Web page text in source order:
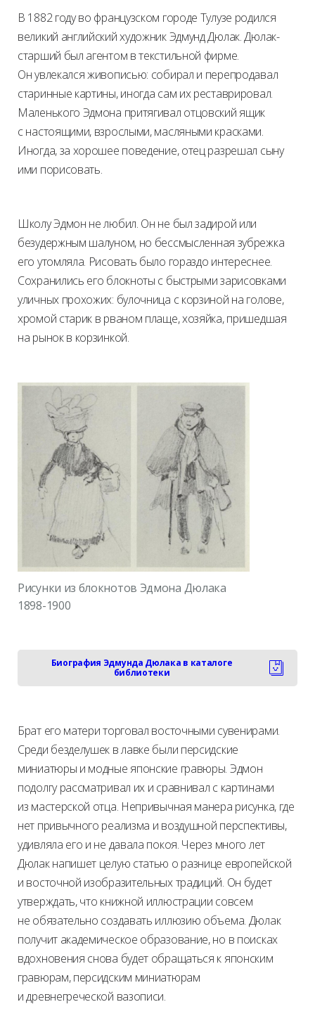
В 1882 году во французском городе Тулузе родился
великий английский художник Эдмунд Дюлак. Дюлак-
старший был агентом в текстильной фирме.
Он увлекался живописью: собирал и перепродавал
старинные картины, иногда сам их реставрировал.
Маленького Эдмона притягивал отцовский ящик
с настоящими, взрослыми, масляными красками.
Иногда, за хорошее поведение, отец разрешал сыну
ими порисовать.
Школу Эдмон не любил. Он не был задирой или
безудержным шалуном, но бессмысленная зубрежка
его утомляла. Рисовать было гораздо интереснее.
Сохранились его блокноты с быстрыми зарисовками
уличных прохожих: булочница с корзиной на голове,
хромой старик в рваном плаще, хозяйка, пришедшая
на рынок в корзинкой.
Рисунки из блокнотов Эдмона Дюлака
1898-1900
Биография Эдмунда Дюлака в каталоге
библиотеки
Брат его матери торговал восточными сувенирами.
Среди безделушек в лавке были персидские
миниатюры и модные японские гравюры. Эдмон
подолгу рассматривал их и сравнивал с картинами
из мастерской отца. Непривычная манера рисунка, где
нет привычного реализма и воздушной перспективы,
удивляла его и не давала покоя. Через много лет
Дюлак напишет целую статью о разнице европейской
и восточной изобразительных традиций. Он будет
утверждать, что книжной иллюстрации совсем
не обязательно создавать иллюзию объема. Дюлак
получит академическое образование, но в поисках
вдохновения снова будет обращаться к японским
гравюрам, персидским миниатюрам
и древнегреческой вазописи.